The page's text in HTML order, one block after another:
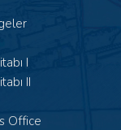
I
II
Office